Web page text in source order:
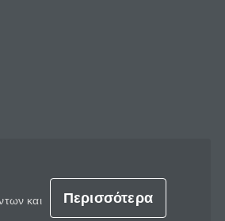
και
Περισσότερα